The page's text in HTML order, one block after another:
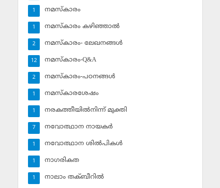
നമസ്‌കാരം
1
നമസ്‌കാരം കഴിഞ്ഞാല്‍
1
നമസ്‌കാരം- ലേഖനങ്ങള്‍
2
നമസ്‌കാരം-Q&A
12
നമസ്‌കാരം-പഠനങ്ങള്‍
2
നമസ്‌കാരശേഷം
1
നരകത്തീയില്‍നിന്ന് മുക്തി
1
നവോത്ഥാന നായകര്‍
7
നവോത്ഥാന ശില്‍പികള്‍
1
നാഗരികത
1
നാലാം തക്ബീറില്‍
1